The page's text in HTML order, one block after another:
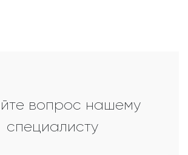
вопрос нашему
специалисту